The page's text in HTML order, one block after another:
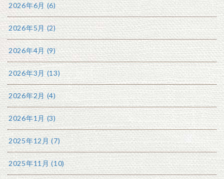
2026年6月 (6)
2026年5月 (2)
2026年4月 (9)
2026年3月 (13)
2026年2月 (4)
2026年1月 (3)
2025年12月 (7)
2025年11月 (10)